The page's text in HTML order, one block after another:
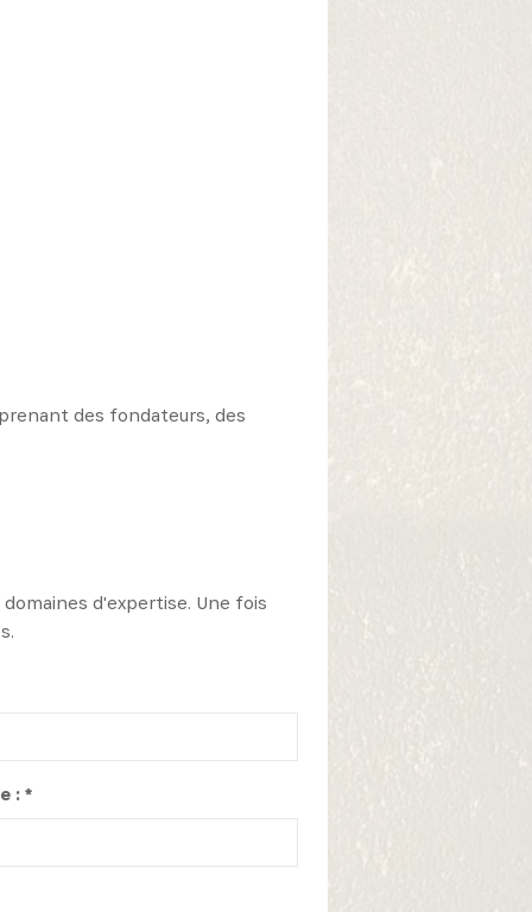
des fondateurs, des
d'expertise. Une fois
: *